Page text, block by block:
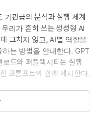
관급의 분석과 실행 체계
리가 흔히 쓰는 생성형 AI
그치지 않고, AI별 역할을
하는 방법을 안내한다. GPT
드와 퍼플렉시티는 실행
프롬프트와 함께 제시한다.
폴리오를 점검하고, 딥리
검증하며, 맞춤형 AI인